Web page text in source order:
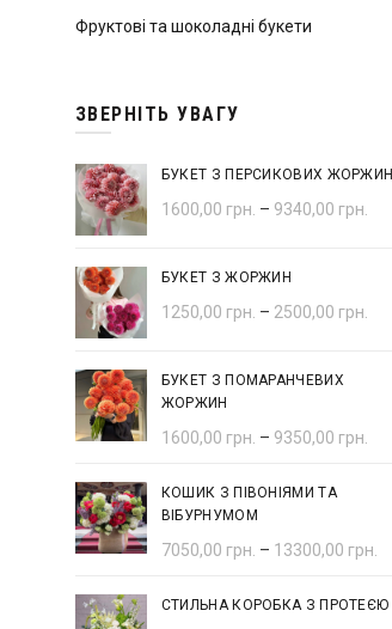
Фруктові та шоколадні букети
ЗВЕРНІТЬ УВАГУ
БУКЕТ З ПЕРСИКОВИХ ЖОРЖИН
1600,00 грн. – 9340,00 грн.
БУКЕТ З ЖОРЖИН
1250,00 грн. – 2500,00 грн.
БУКЕТ З ПОМАРАНЧЕВИХ
ЖОРЖИН
1600,00 грн. – 9350,00 грн.
КОШИК З ПІВОНІЯМИ ТА
ВІБУРНУМОМ
7050,00 грн. – 13300,00 грн.
СТИЛЬНА КОРОБКА З ПРОТЕЄЮ